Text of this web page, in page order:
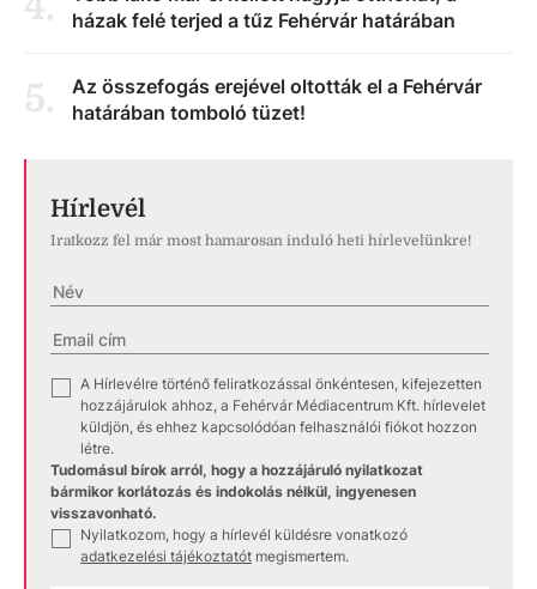
házak felé terjed a tűz Fehérvár határában
5.
Az összefogás erejével oltották el a Fehérvár
határában tomboló tüzet!
Hírlevél
Iratkozz fel már most hamarosan induló heti hírlevelünkre!
A Hírlevélre történő feliratkozással önkéntesen, kifejezetten
hozzájárulok ahhoz, a Fehérvár Médiacentrum Kft. hírlevelet
küldjön, és ehhez kapcsolódóan felhasználói fiókot hozzon
létre.
Tudomásul bírok arról, hogy a hozzájáruló nyilatkozat
bármikor korlátozás és indokolás nélkül, ingyenesen
visszavonható.
Nyilatkozom, hogy a hírlevél küldésre vonatkozó
adatkezelési tájékoztatót megismertem.